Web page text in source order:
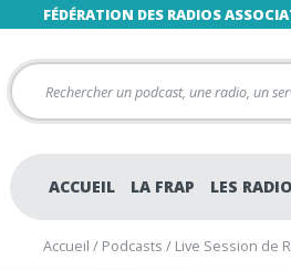
FÉDÉRATION DES RADIOS
ACCUEIL LA FRAP LES
Accueil / Podcasts / Live Session de